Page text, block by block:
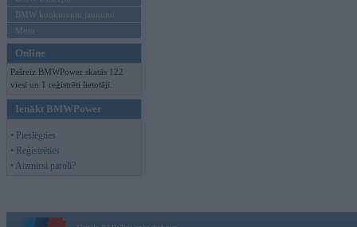
BMW konkurentu jaunumi
Moto
Online
Pašreiz BMWPower skatās 122
viesi un 1 reģistrēti lietotāji.
Ienākt BMWPower
• Pieslēgties
• Reģistrēties
• Aizmirsi paroli?